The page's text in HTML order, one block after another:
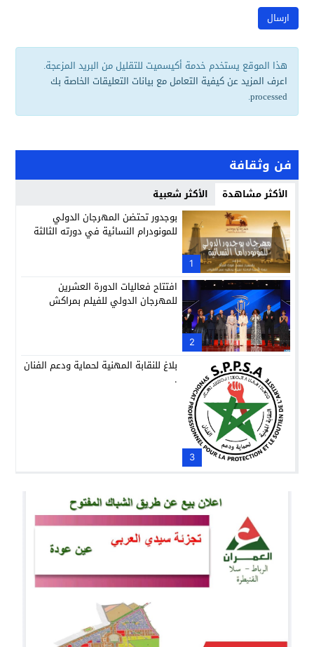
هذا الموقع يستخدم خدمة أكيسميت للتقليل من البريد المزعجة.
اعرف المزيد عن كيفية التعامل مع بيانات التعليقات الخاصة بك
processed
.
فن وثقافة
الأكثر مشاهدة الأكثر شعبية
1
بوجدور تحتضن المهرجان الدولي
للمونودرام النسائية في دورته الثالثة
2
افتتاح فعاليات الدورة العشرين
للمهرجان الدولي للفيلم بمراكش
3
بلاغ للنقابة المهنية لحماية ودعم الفنان
.